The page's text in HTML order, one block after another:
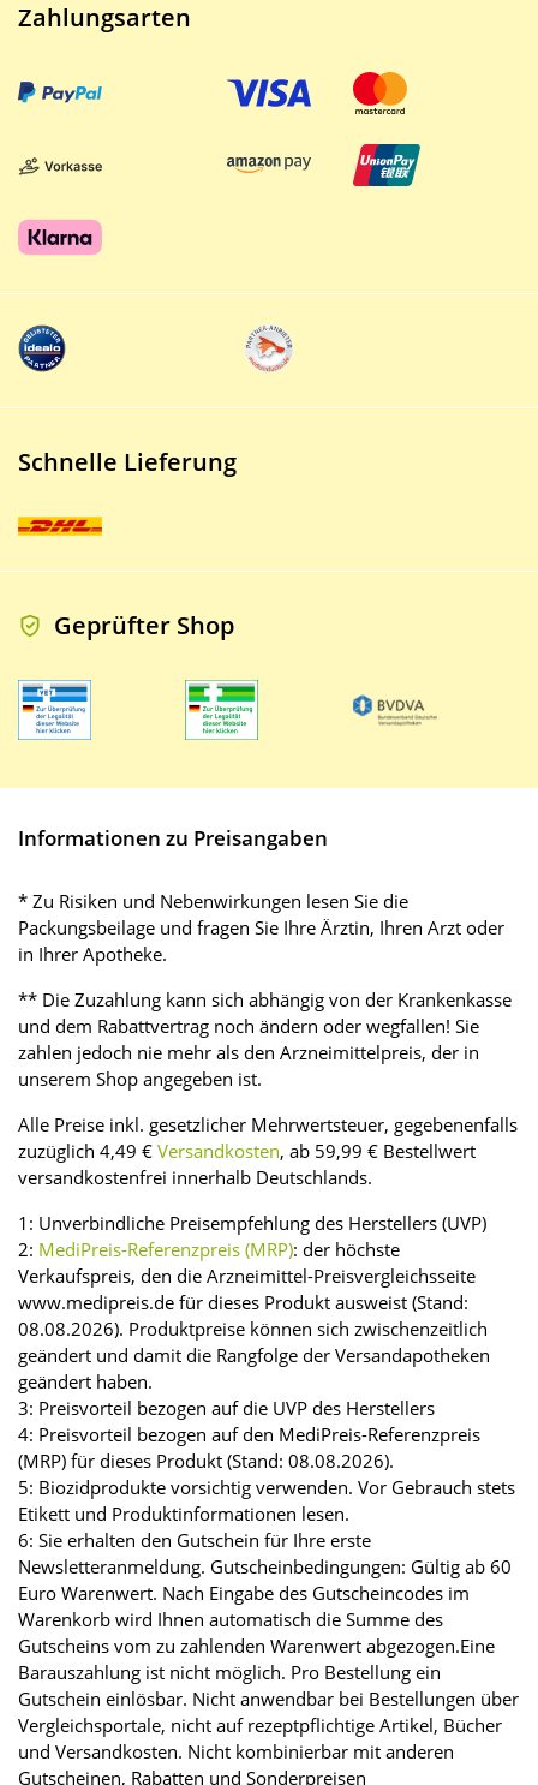
Zahlungsarten
Schnelle Lieferung
Geprüfter Shop
Informationen zu Preisangaben
* Zu Risiken und Nebenwirkungen lesen Sie die
Packungsbeilage und fragen Sie Ihre Ärztin, Ihren Arzt oder
in Ihrer Apotheke.
** Die Zuzahlung kann sich abhängig von der Krankenkasse
und dem Rabattvertrag noch ändern oder wegfallen! Sie
zahlen jedoch nie mehr als den Arzneimittelpreis, der in
unserem Shop angegeben ist.
Alle Preise inkl. gesetzlicher Mehrwertsteuer, gegebenenfalls
zuzüglich 4,49 € Versandkosten, ab 59,99 € Bestellwert
versandkostenfrei innerhalb Deutschlands.
1: Unverbindliche Preisempfehlung des Herstellers (UVP)
2: MediPreis-Referenzpreis (MRP): der höchste
Verkaufspreis, den die Arzneimittel-Preisvergleichsseite
www.medipreis.de für dieses Produkt ausweist (Stand:
08.08.2026). Produktpreise können sich zwischenzeitlich
geändert und damit die Rangfolge der Versandapotheken
geändert haben.
3: Preisvorteil bezogen auf die UVP des Herstellers
4: Preisvorteil bezogen auf den MediPreis-Referenzpreis
(MRP) für dieses Produkt (Stand: 08.08.2026).
5: Biozidprodukte vorsichtig verwenden. Vor Gebrauch stets
Etikett und Produktinformationen lesen.
6: Sie erhalten den Gutschein für Ihre erste
Newsletteranmeldung. Gutscheinbedingungen: Gültig ab 60
Euro Warenwert. Nach Eingabe des Gutscheincodes im
Warenkorb wird Ihnen automatisch die Summe des
Gutscheins vom zu zahlenden Warenwert abgezogen.Eine
Barauszahlung ist nicht möglich. Pro Bestellung ein
Gutschein einlösbar. Nicht anwendbar bei Bestellungen über
Vergleichsportale, nicht auf rezeptpflichtige Artikel, Bücher
und Versandkosten. Nicht kombinierbar mit anderen
Gutscheinen, Rabatten und Sonderpreisen